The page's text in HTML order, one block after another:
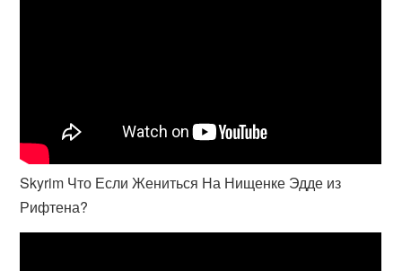
Skyrim Что Если Жениться На Нищенке Эдде из
Рифтена?